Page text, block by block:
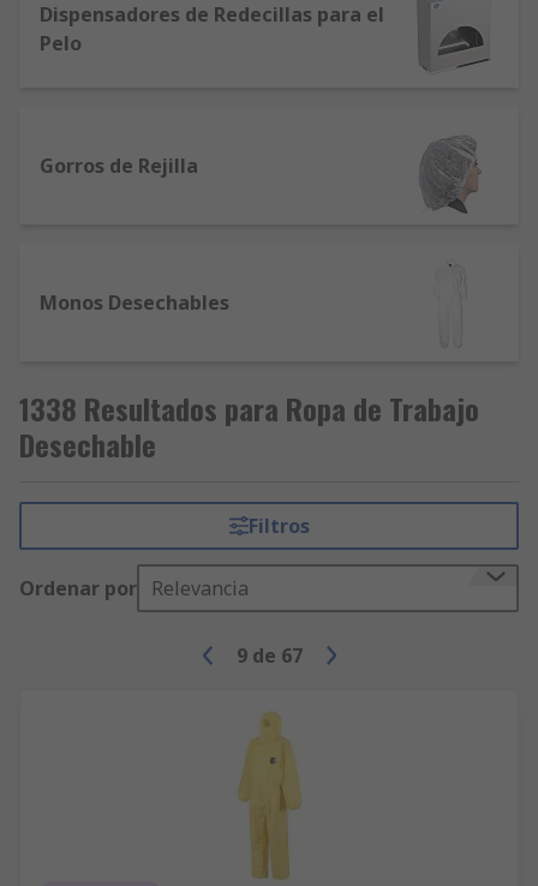
Dispensadores de Redecillas para el
Pelo
Gorros de Rejilla
Monos Desechables
1338 Resultados para Ropa de Trabajo
Desechable
Filtros
Ordenar por Relevancia
9 de 67